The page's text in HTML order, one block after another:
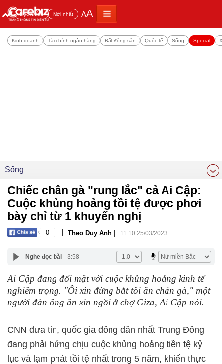
Đọc nhiều Mới nhất AA
Kinh doanh Tài chính ngân hàng Bất động sản Quốc tế Sống Special
Sống
Chiếc chân gà "rung lắc" cả Ai Cập:
Cuộc khủng hoảng tồi tệ được phơi
bày chỉ từ 1 khuyến nghị
0 | Theo Duy Anh | 11:10 25/03/2023
Nghe đọc bài 3:58
Ai Cập đang đối mặt với cuộc khủng hoảng kinh tế
nghiêm trọng. "Ôi xin đừng bắt tôi ăn chân gà," một
người đàn ông ăn xin ngồi ở chợ Giza, Ai Cập nói.
CNN đưa tin, quốc gia đông dân nhất Trung Đông
đang phải hứng chịu cuộc khủng hoảng tiền tệ kỷ
lục và lạm phát tồi tệ nhất trong 5 năm, khiến thực